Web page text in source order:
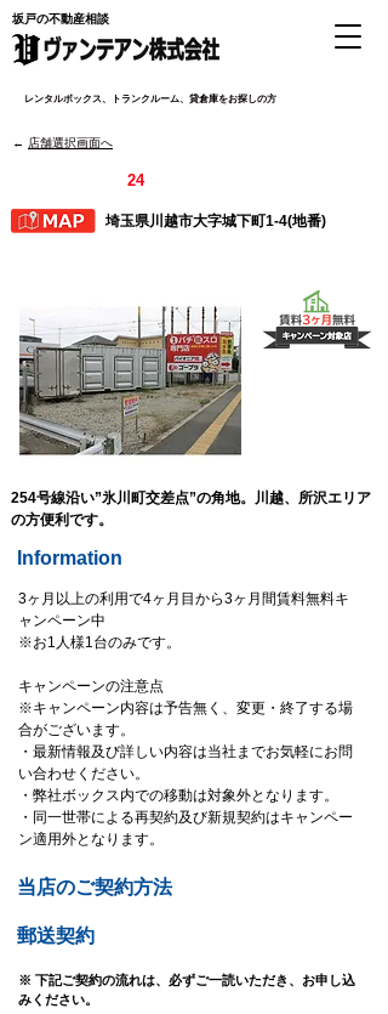
坂戸の不動産相談
​レンタルボックス、トランクルーム、貸倉庫をお探しの方
​← 店舗選択画面へ
24
埼玉県川越市大字城下町1-4(地番)
254号線沿い”氷川町交差点”の角地。川越、所沢エリア
の方便利です。
Information
3ヶ月以上の利用で4ヶ月目から3ヶ月間賃料無料キ
ャンペーン中
※お1人様1台のみです。
キャンペーンの注意点
※キャンペーン内容は予告無く、変更・終了する場
合がございます。
・最新情報及び詳しい内容は当社までお気軽にお問
い合わせください。
・弊社ボックス内での移動は対象外となります。
・同一世帯による再契約及び新規契約はキャンペー
ン適用外となります。
当店のご契約方法
郵送契約
※ 下記ご契約の流れは、必ずご一読いただき、お申し込
みください。